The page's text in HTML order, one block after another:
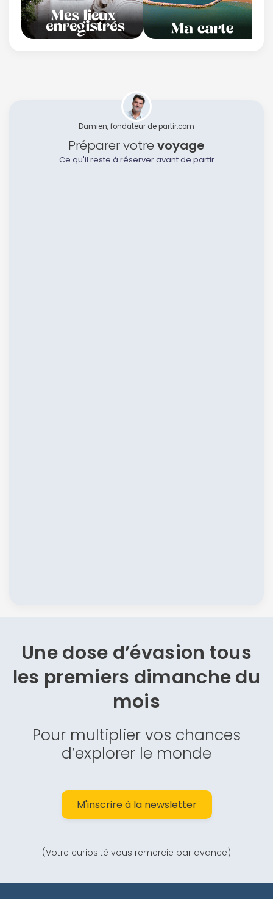
Damien, fondateur de partir.com
Préparer votre voyage
Ce qu'il reste à réserver avant de partir
Une dose d’évasion tous
les premiers dimanche du
mois
Pour multiplier vos chances
d’explorer le monde
M'inscrire à la newsletter
(Votre curiosité vous remercie par avance)